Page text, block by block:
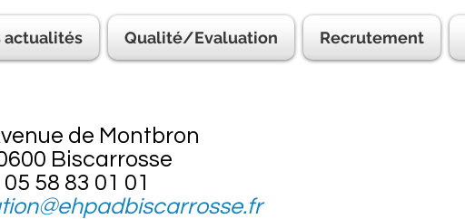
actualités Qualité/Evaluation Recrutement
de Montbron
Biscarrosse
05 58 83 01 01